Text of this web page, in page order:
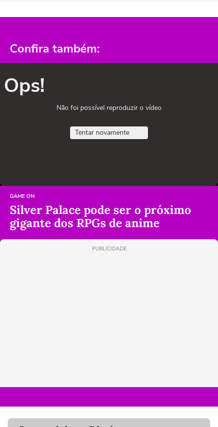
Confira também:
Ops!
Não foi possível reproduzir o vídeo
Tentar novamente
GAME ON
Silver Palace pode ser o próximo
gigante dos RPGs de anime
PUBLICIDADE